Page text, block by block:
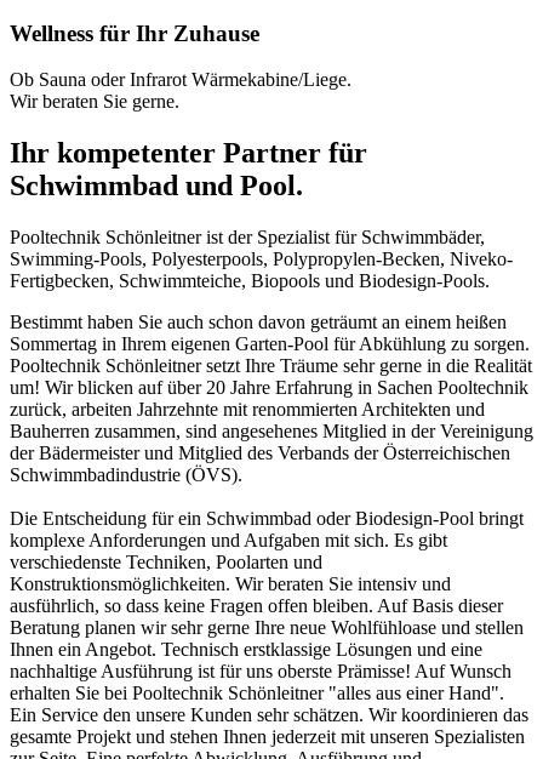
Wellness für Ihr Zuhause
Ob Sauna oder Infrarot Wärmekabine/Liege.
Wir beraten Sie gerne.
Ihr kompetenter Partner für
Schwimmbad und Pool.
Pooltechnik Schönleitner ist der Spezialist für Schwimmbäder,
Swimming-Pools, Polyesterpools, Polypropylen-Becken, Niveko-
Fertigbecken, Schwimmteiche, Biopools und Biodesign-Pools.
Bestimmt haben Sie auch schon davon geträumt an einem heißen
Sommertag in Ihrem eigenen Garten-Pool für Abkühlung zu sorgen.
Pooltechnik Schönleitner setzt Ihre Träume sehr gerne in die Realität
um! Wir blicken auf über 20 Jahre Erfahrung in Sachen Pooltechnik
zurück, arbeiten Jahrzehnte mit renommierten Architekten und
Bauherren zusammen, sind angesehenes Mitglied in der Vereinigung
der Bädermeister und Mitglied des Verbands der Österreichischen
Schwimmbadindustrie (ÖVS).
Die Entscheidung für ein Schwimmbad oder Biodesign-Pool bringt
komplexe Anforderungen und Aufgaben mit sich. Es gibt
verschiedenste Techniken, Poolarten und
Konstruktionsmöglichkeiten. Wir beraten Sie intensiv und
ausführlich, so dass keine Fragen offen bleiben. Auf Basis dieser
Beratung planen wir sehr gerne Ihre neue Wohlfühloase und stellen
Ihnen ein Angebot. Technisch erstklassige Lösungen und eine
nachhaltige Ausführung ist für uns oberste Prämisse! Auf Wunsch
erhalten Sie bei Pooltechnik Schönleitner "alles aus einer Hand".
Ein Service den unsere Kunden sehr schätzen. Wir koordinieren das
gesamte Projekt und stehen Ihnen jederzeit mit unseren Spezialisten